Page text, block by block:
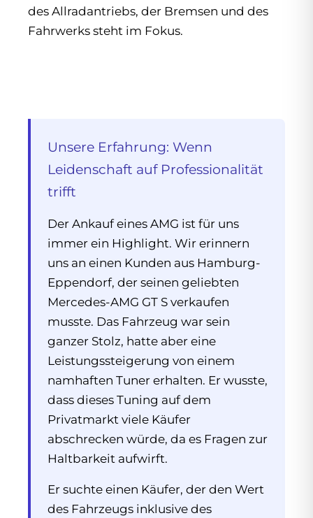
des Allradantriebs, der Bremsen und des
Fahrwerks steht im Fokus.
Unsere Erfahrung: Wenn
Leidenschaft auf Professionalität
trifft
Der Ankauf eines AMG ist für uns
immer ein Highlight. Wir erinnern
uns an einen Kunden aus Hamburg-
Eppendorf, der seinen geliebten
Mercedes-AMG GT S verkaufen
musste. Das Fahrzeug war sein
ganzer Stolz, hatte aber eine
Leistungssteigerung von einem
namhaften Tuner erhalten. Er wusste,
dass dieses Tuning auf dem
Privatmarkt viele Käufer
abschrecken würde, da es Fragen zur
Haltbarkeit aufwirft.
Er suchte einen Käufer, der den Wert
des Fahrzeugs inklusive des